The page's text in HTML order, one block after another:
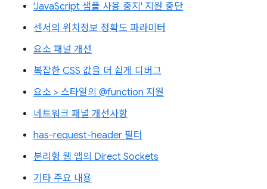
'JavaScript 샘플 사용 중지' 지원 중단
센서의 위치정보 정확도 파라미터
요소 패널 개선
복잡한 CSS 값을 더 쉽게 디버그
요소 > 스타일의 @function 지원
네트워크 패널 개선사항
has-request-header 필터
분리형 웹 앱의 Direct Sockets
기타 주요 내용